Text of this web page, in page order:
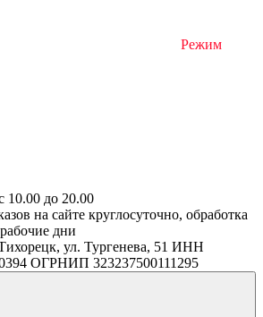
Режим
10.00 до 20.00
на сайте круглосуточно, обработка
дни
ул. Тургенева, 51 ИНН
ОГРНИП 323237500111295